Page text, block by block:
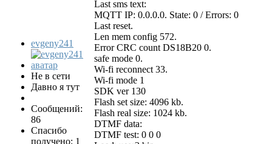
evgeny241
Не в сети
Давно я тут
Сообщений:
86
Спасибо
получено: 1
Last sms text:
MQTT IP: 0.0.0.0. State: 0 / Errors: 0
Last reset.
Len mem config 572.
Error CRC count DS18B20 0.
safe mode 0.
Wi-fi reconnect 33.
Wi-fi mode 1
SDK ver 130
Flash set size: 4096 kb.
Flash real size: 1024 kb.
DTMF data:
DTMF test: 0 0 0